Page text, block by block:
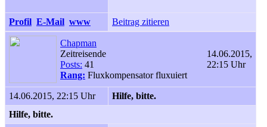
Profil E-Mail www Beitrag zitieren
Chapman
Zeitreisende
Posts: 41
Rang: Fluxkompensator fluxuiert
14.06.2015,
22:15 Uhr
14.06.2015, 22:15 Uhr
Hilfe, bitte.
Hilfe, bitte.